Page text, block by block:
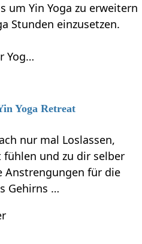
um Yin Yoga zu erweitern
Stunden einzusetzen.
Yog…
Yoga Retreat
nur mal Loslassen,
und zu dir selber
Anstrengungen für die
Gehirns …